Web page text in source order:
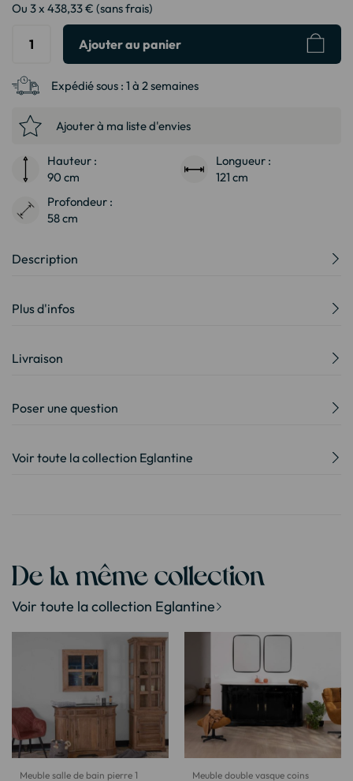
Ou 3 x 438,33 € (sans frais)
Ajouter au panier
Expédié sous : 1 à 2 semaines
Ajouter à ma liste d'envies
Hauteur :
90 cm
Longueur :
121 cm
Profondeur :
58 cm
Description
Plus d'infos
Livraison
Poser une question
Voir toute la collection Eglantine
De la même collection
Voir toute la collection Eglantine
Meuble salle de bain pierre 1
Meuble double vasque coins